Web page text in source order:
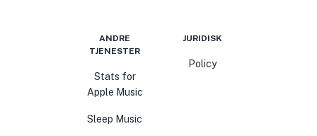
ANDRE
TJENESTER
Stats for
Apple Music
Sleep Music
JURIDISK
Policy